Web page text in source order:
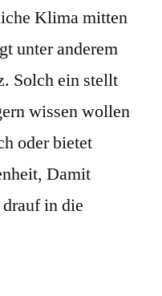
Klima mitten
unter anderem
Solch ein stellt
wissen wollen
oder bietet
Damit
in die